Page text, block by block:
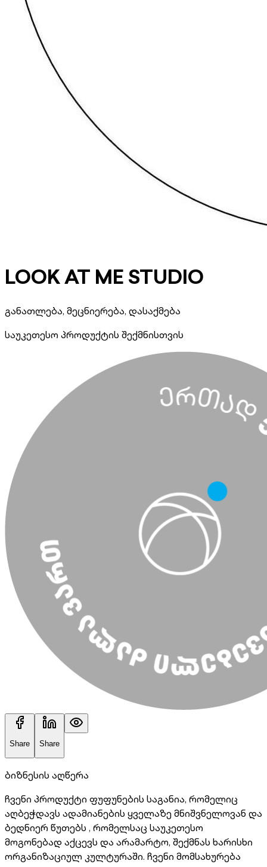
LOOK AT ME STUDIO
განათლება, მეცნიერება, დასაქმება
საუკეთესო პროდუქტის შექმნისთვის
Share Share
ბიზნესის აღწერა
ჩვენი პროდუქტი ფუფუნების საგანია, რომელიც
აღბეჭდავს ადამიანების ყველაზე მნიშვნელოვან და
ბედნიერ წუთებს , რომელსაც საუკეთესო
მოგონებად აქცევს და არამარტო, შექმნას ხარისხი
ორგანიზაციულ კულტურაში. ჩვენი მომსახურება